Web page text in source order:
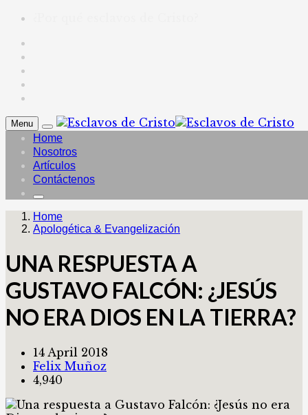
Menu
Home
Nosotros
Artículos
Contáctenos
Home
Apologética & Evangelización
UNA RESPUESTA A
GUSTAVO FALCÓN: ¿JESÚS
NO ERA DIOS EN LA TIERRA?
14 April 2018
Felix Muñoz
4,940